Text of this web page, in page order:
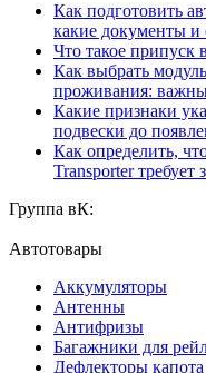
Как подготовить
какие документы и
Что такое припуск
Как выбрать
проживания:
Какие признаки
подвески до
Как определить,
Transporter требует
Группа вК:
Автотовары
Аккумуляторы
Антенны
Антифризы
Багажники для
Дефлекторы капота